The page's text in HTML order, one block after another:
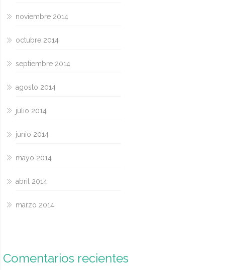
noviembre 2014
octubre 2014
septiembre 2014
agosto 2014
julio 2014
junio 2014
mayo 2014
abril 2014
marzo 2014
Comentarios recientes